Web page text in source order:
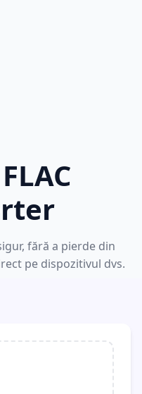
fără a pierde din
pe dispozitivul dvs.